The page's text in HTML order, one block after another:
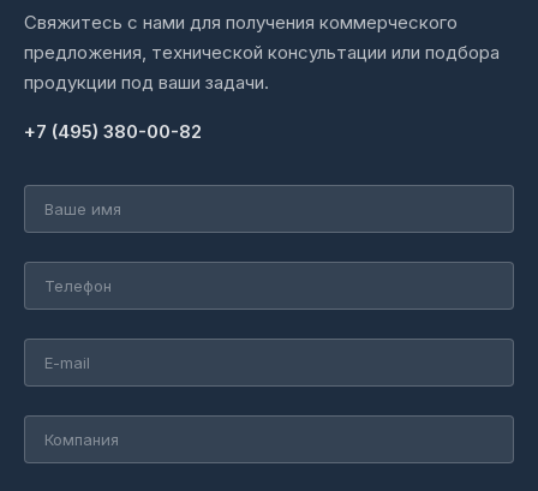
Свяжитесь с нами для получения коммерческого
предложения, технической консультации или подбора
продукции под ваши задачи.
+7 (495) 380-00-82